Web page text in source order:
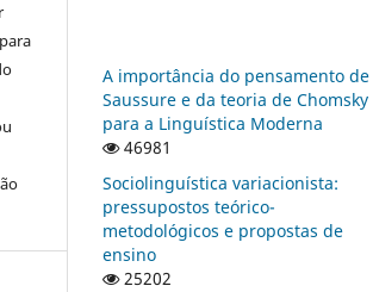
A importância do pensamento de
Saussure e da teoria de Chomsky
para a Linguística Moderna
46981
Sociolinguística variacionista:
pressupostos teórico-
metodológicos e propostas de
ensino
25202